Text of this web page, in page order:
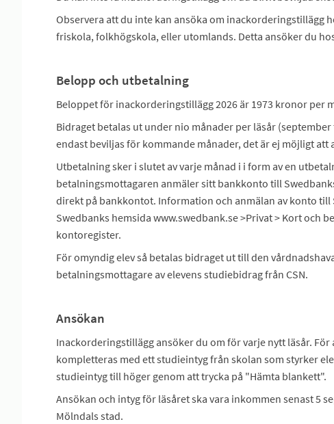
Observera att du inte kan ansöka om inackorderingstillägg
friskola, folkhögskola, eller utomlands. Detta ansöker du
Belopp och utbetalning
Beloppet för inackorderingstillägg 2026 är 1973 kronor per
Bidraget betalas ut under nio månader per läsår
endast beviljas för kommande månader, det är ej möjligt att
Utbetalning sker i slutet av varje månad i i form av en
betalningsmottagaren anmäler sitt bankkonto till
direkt på bankkontot. Information och anmälan av konto
Swedbanks hemsida www.swedbank.se >Privat > Kort och
kontoregister.
För omyndig elev så betalas bidraget ut till den
betalningsmottagare av elevens studiebidrag från CSN.
Ansökan
Inackorderingstillägg ansöker du om för varje nytt läsår. För
kompletteras med ett studieintyg från skolan som styrker
studieintyg till höger genom att trycka på "Hämta blankett".
Ansökan och intyg för läsåret ska vara inkommen senast 5
Mölndals stad.